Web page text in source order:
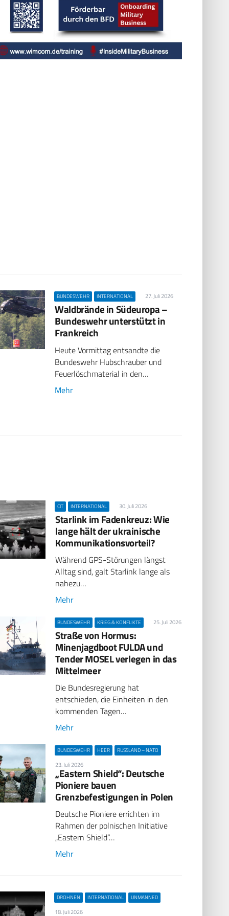
BUNDESWEHR INTERNATIONAL 27. Juli 2026
Waldbrände in Südeuropa –
Bundeswehr unterstützt in
Frankreich
Heute Vormittag entsandte die
Bundeswehr Hubschrauber und
Feuerlöschmaterial in den…
Mehr
CIT INTERNATIONAL 30. Juli 2026
Starlink im Fadenkreuz: Wie
lange hält der ukrainische
Kommunikationsvorteil?
Während GPS-Störungen längst
Alltag sind, galt Starlink lange als
nahezu…
Mehr
BUNDESWEHR KRIEG & KONFLIKTE 25. Juli 2026
Straße von Hormus:
Minenjagdboot FULDA und
Tender MOSEL verlegen in das
Mittelmeer
Die Bundesregierung hat
entschieden, die Einheiten in den
kommenden Tagen…
Mehr
BUNDESWEHR HEER RUSSLAND – NATO
23. Juli 2026
„Eastern Shield“: Deutsche
Pioniere bauen
Grenzbefestigungen in Polen
Deutsche Pioniere errichten im
Rahmen der polnischen Initiative
„Eastern Shield“…
Mehr
DROHNEN INTERNATIONAL UNMANNED
18. Juli 2026